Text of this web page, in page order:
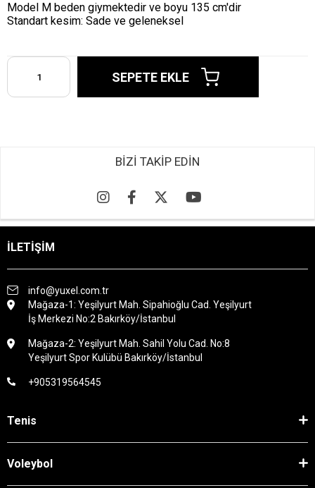
Model M beden giymektedir ve boyu 135 cm'dir
Standart kesim: Sade ve geleneksel
BİZİ TAKİP EDİN
İLETİŞİM
info@yuxel.com.tr
Mağaza-1: Yeşilyurt Mah. Sipahioğlu Cad. Yeşilyurt
İş Merkezi No:2 Bakırköy/İstanbul
Mağaza-2: Yeşilyurt Mah. Sahil Yolu Cad. No:8
Yeşilyurt Spor Kulübü Bakırköy/İstanbul
+905319564545
Tenis
Voleybol